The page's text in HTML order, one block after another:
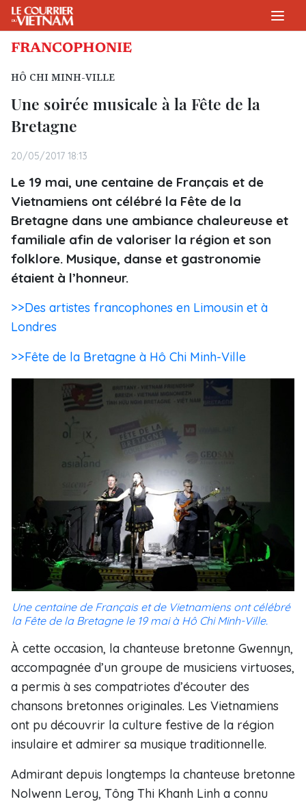
FRANCOPHONIE
HÔ CHI MINH-VILLE
Une soirée musicale à la Fête de la
Bretagne
20/05/2017 18:13
Le 19 mai, une centaine de Français et de
Vietnamiens ont célébré la Fête de la
Bretagne dans une ambiance chaleureuse et
familiale afin de valoriser la région et son
folklore. Musique, danse et gastronomie
étaient à l’honneur.
>>Des artistes francophones en Limousin et à
Londres
>>Fête de la Bretagne à Hô Chi Minh-Ville
Une centaine de Français et de Vietnamiens ont célébré
la Fête de la Bretagne le 19 mai à Hô Chi Minh-Ville.
À cette occasion, la chanteuse bretonne Gwennyn,
accompagnée d’un groupe de musiciens virtuoses,
a permis à ses compatriotes d’écouter des
chansons bretonnes originales. Les Vietnamiens
ont pu découvrir la culture festive de la région
insulaire et admirer sa musique traditionnelle.
Admirant depuis longtemps la chanteuse bretonne
Nolwenn Leroy, Tông Thi Khanh Linh a connu